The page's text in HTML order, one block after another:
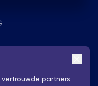
vertrouwde partners